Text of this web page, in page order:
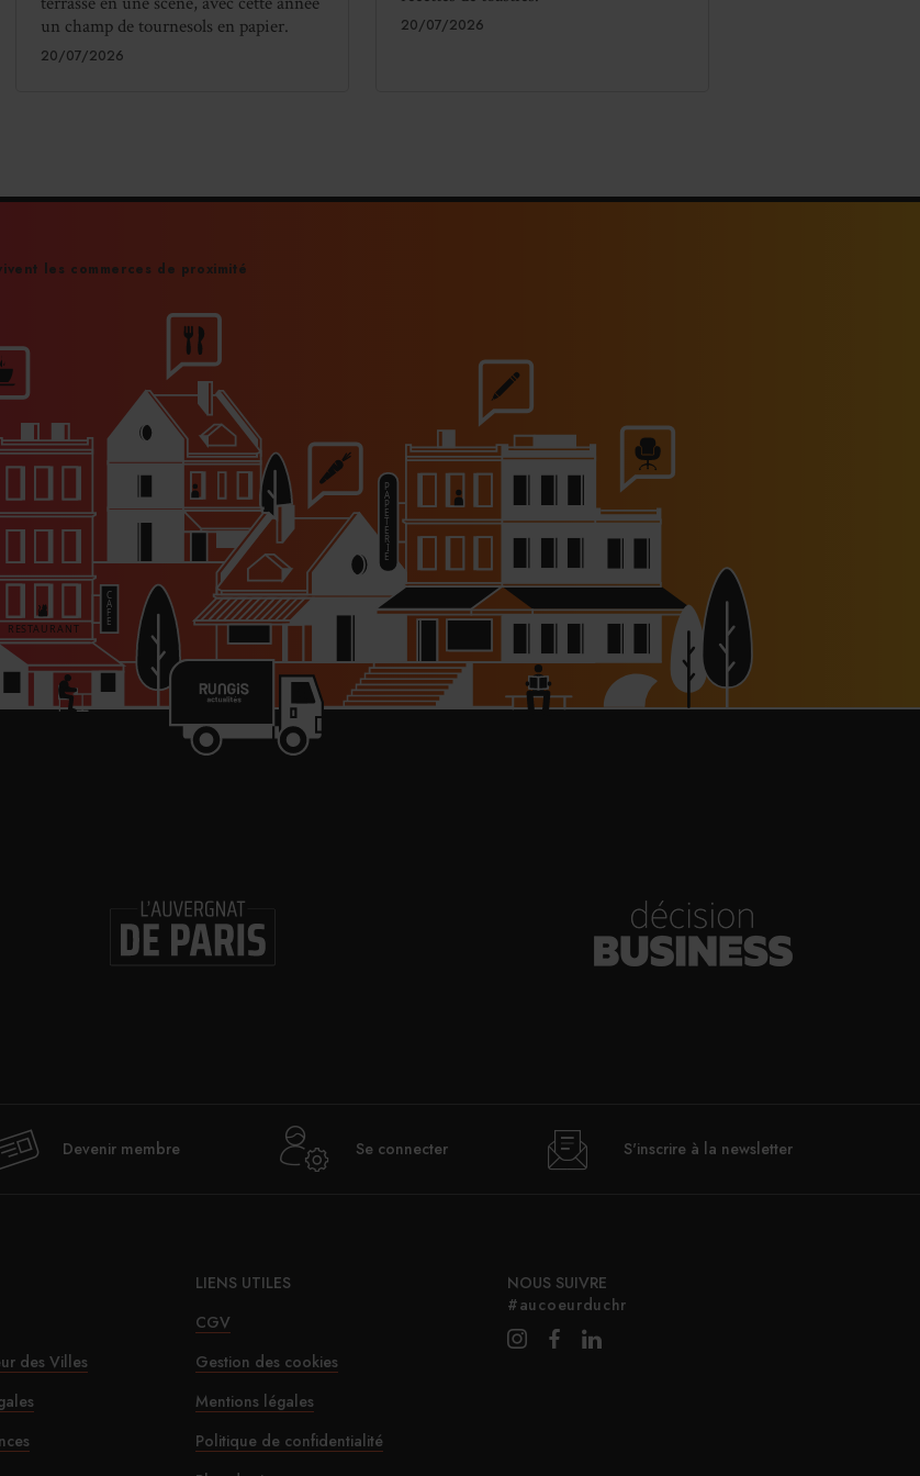
€
OU 1 SALADE + 1 DESSERT)
€
1 SALADE + 1 DESSERT)
€
PARTAGER
un champ de tournesols en papier.
20/07/2026
20/07/2026
les commerces de proximité
Devenir membre Se connecter S'inscrire à la newsletter
des Villes
LIENS UTILES
CGV
Gestion des cookies
Mentions légales
Politique de confidentialité
NOUS SUIVRE
#aucoeurduchr